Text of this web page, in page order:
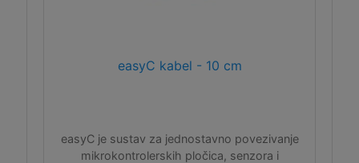
easyC kabel - 10 cm
easyC je sustav za jednostavno povezivanje
mikrokontrolerskih pločica, senzora i